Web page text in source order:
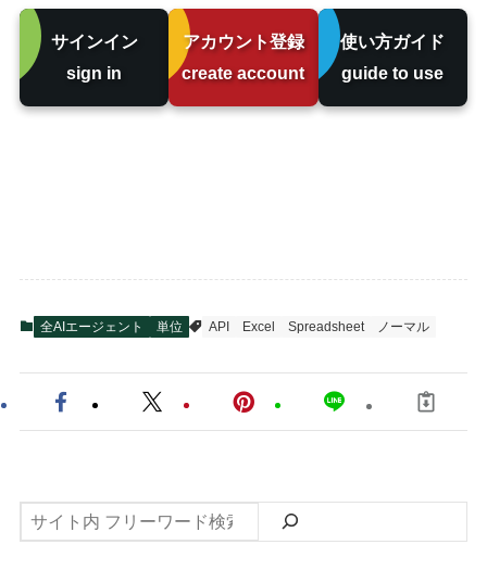
サインイン
sign in
アカウント登録
create account
使い方ガイド
guide to use
全AIエージェント 単位 API Excel Spreadsheet ノーマル
検
索